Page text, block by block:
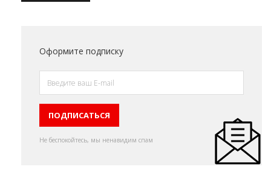
Оформите подписку
Не беспокойтесь, мы ненавидим спам